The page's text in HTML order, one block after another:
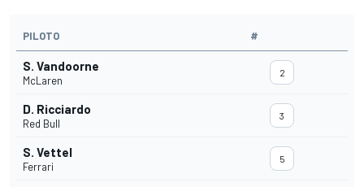
PILOTO #
S. Vandoorne
McLaren
2
D. Ricciardo
Red Bull
3
S. Vettel
Ferrari
5